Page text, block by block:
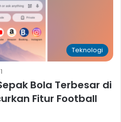
Teknologi
Bola Terbesar di
Fitur Football